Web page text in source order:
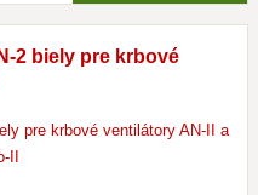
2 biely pre krbové